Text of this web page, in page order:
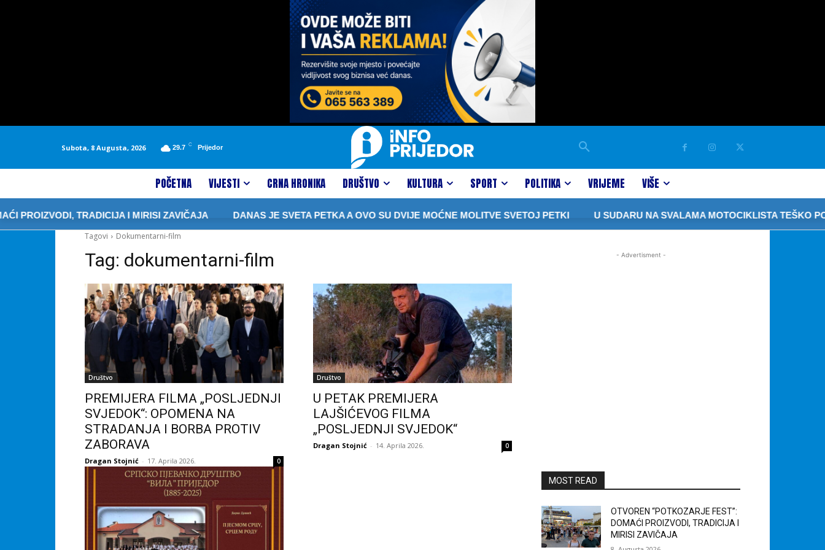
Subota, 8 Augusta, 2026 29.7 C Prijedor
POČETNA VIJESTI CRNA HRONIKA DRUŠTVO KULTURA SPORT POLITIKA VRIJEME VIŠE
PROIZVODI, TRADICIJA I MIRISI ZAVIČAJA DANAS JE SVETA PETKA A OVO SU DVIJE MOĆNE MOLITVE SVETOJ PETKI
U SUDARU NA SVALAMA MOTOCIKLISTA TEŠKO
Tagovi
Dokumentarni-film
Tag: dokumentarni-film
Društvo
PREMIJERA FILMA „POSLJEDNJI
SVJEDOK“: OPOMENA NA
STRADANJA I BORBA PROTIV
ZABORAVA
Dragan Stojnić - 17. Aprila 2026. 0
Društvo
U PETAK PREMIJERA
LAJŠIĆEVOG FILMA
„POSLJEDNJI SVJEDOK“
Dragan Stojnić - 14. Aprila 2026. 0
- Advertisment -
MOST READ
OTVOREN “POTKOZARJE FEST”:
DOMAĆI PROIZVODI, TRADICIJA I
MIRISI ZAVIČAJA